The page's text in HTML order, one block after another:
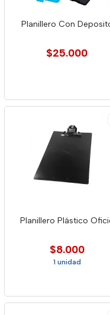
Planillero Con
$25.000
Planillero Plástico
$8.000
1 unidad